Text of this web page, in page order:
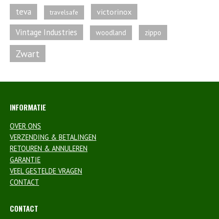
teva travelsafe victorinox
Vintage Industries woodland zippo
Zwart
INFORMATIE
OVER ONS
VERZENDING & BETALINGEN
RETOUREN & ANNULEREN
GARANTIE
VEEL GESTELDE VRAGEN
CONTACT
CONTACT